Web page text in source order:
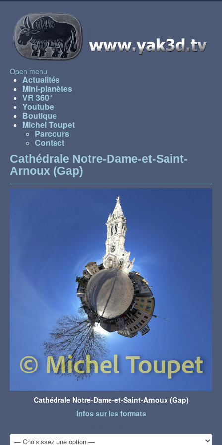
Open menu
Actualités
Mini-planètes
VR 360°
Youtube
Boutique
Michel Toupet
Parcours
Contact
Cathédrale Notre-Dame-et-Saint-
Arnoux (Gap)
Cathédrale Notre-Dame-et-Saint-Arnoux (Gap)
Infos sur les formats